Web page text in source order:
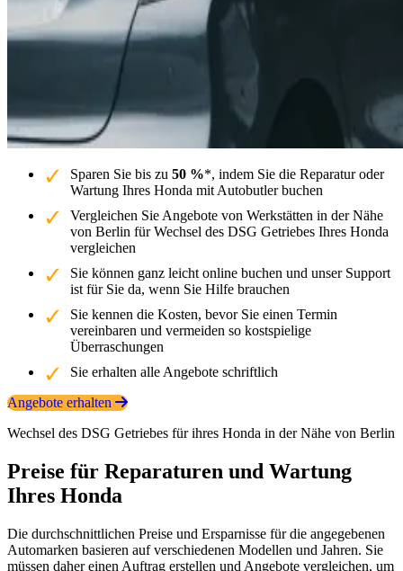
Sparen Sie bis zu 50 %*, indem Sie die Reparatur oder
Wartung Ihres Honda mit Autobutler buchen
Vergleichen Sie Angebote von Werkstätten in der Nähe
von Berlin für Wechsel des DSG Getriebes Ihres Honda
vergleichen
Sie können ganz leicht online buchen und unser Support
ist für Sie da, wenn Sie Hilfe brauchen
Sie kennen die Kosten, bevor Sie einen Termin
vereinbaren und vermeiden so kostspielige
Überraschungen
Sie erhalten alle Angebote schriftlich
Angebote erhalten
Wechsel des DSG Getriebes für ihres Honda in der Nähe von Berlin
Preise für Reparaturen und Wartung
Ihres Honda
Die durchschnittlichen Preise und Ersparnisse für die angegebenen
Automarken basieren auf verschiedenen Modellen und Jahren. Sie
müssen daher einen Auftrag erstellen und Angebote vergleichen, um